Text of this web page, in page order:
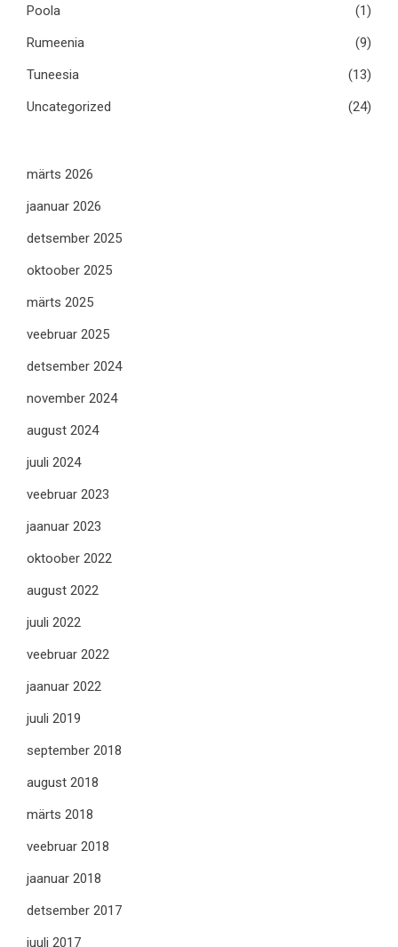
Poola
(1)
Rumeenia
(9)
Tuneesia
(13)
Uncategorized
(24)
märts 2026
jaanuar 2026
detsember 2025
oktoober 2025
märts 2025
veebruar 2025
detsember 2024
november 2024
august 2024
juuli 2024
veebruar 2023
jaanuar 2023
oktoober 2022
august 2022
juuli 2022
veebruar 2022
jaanuar 2022
juuli 2019
september 2018
august 2018
märts 2018
veebruar 2018
jaanuar 2018
detsember 2017
juuli 2017